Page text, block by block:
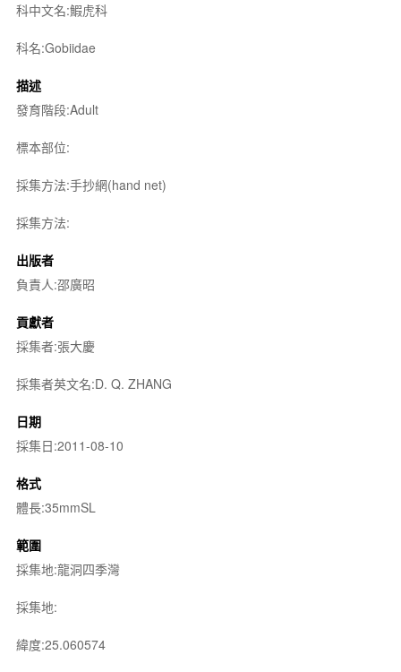
科中文名:鰕虎科
科名:Gobiidae
描述
發育階段:Adult
標本部位:
採集方法:手抄網(hand net)
採集方法:
出版者
負責人:邵廣昭
貢獻者
採集者:張大慶
採集者英文名:D. Q. ZHANG
日期
採集日:2011-08-10
格式
體長:35mmSL
範圍
採集地:龍洞四季灣
採集地:
緯度:25.060574